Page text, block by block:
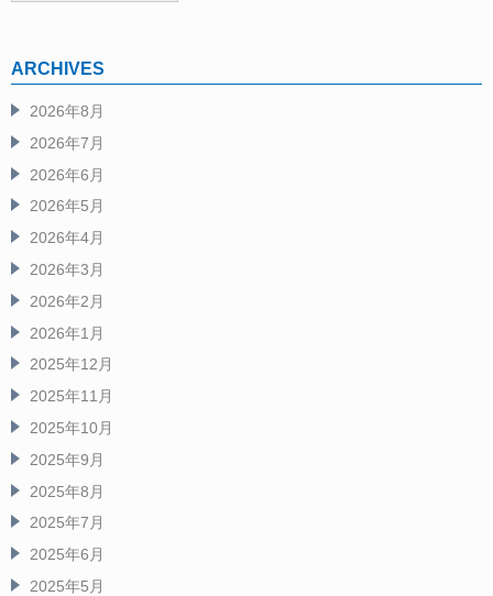
ARCHIVES
2026年8月
2026年7月
2026年6月
2026年5月
2026年4月
2026年3月
2026年2月
2026年1月
2025年12月
2025年11月
2025年10月
2025年9月
2025年8月
2025年7月
2025年6月
2025年5月